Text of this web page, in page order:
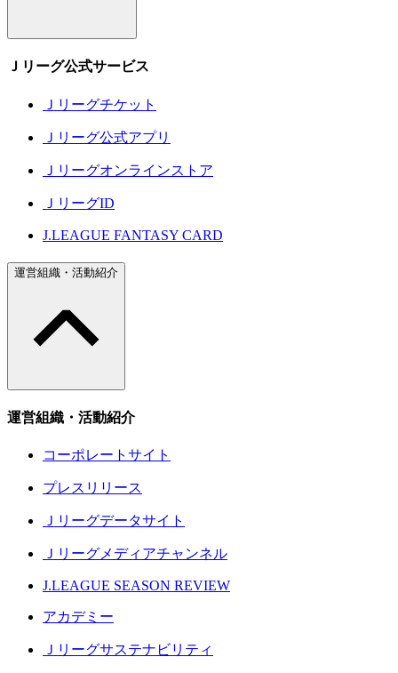
Ｊリーグ公式サービス
Ｊリーグチケット
Ｊリーグ公式アプリ
Ｊリーグオンラインストア
ＪリーグID
J.LEAGUE FANTASY CARD
運営組織・活動紹介
運営組織・活動紹介
コーポレートサイト
プレスリリース
Ｊリーグデータサイト
Ｊリーグメディアチャンネル
J.LEAGUE SEASON REVIEW
アカデミー
Ｊリーグサステナビリティ